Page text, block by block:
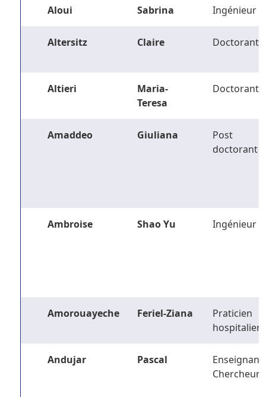
Aloui Sabrina Ingénieur
Altersitz Claire Doctorant
Altieri
Maria-
Teresa
Doctorant
Amaddeo Giuliana
Post
doctorant
Ambroise Shao Yu Ingénieur
Amorouayeche Feriel-Ziana
Praticien
hospitalier
Andujar Pascal
Enseignant-
Chercheur